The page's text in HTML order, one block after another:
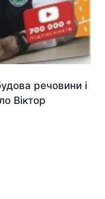
речовини і
Віктор